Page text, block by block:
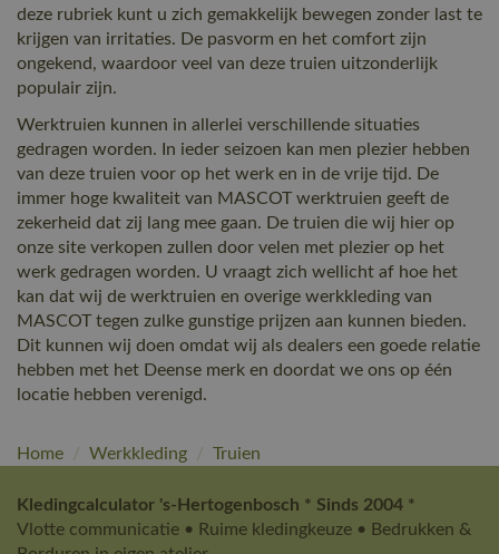
deze rubriek kunt u zich gemakkelijk bewegen zonder last te
krijgen van irritaties. De pasvorm en het comfort zijn
ongekend, waardoor veel van deze truien uitzonderlijk
populair zijn.
Werktruien kunnen in allerlei verschillende situaties
gedragen worden. In ieder seizoen kan men plezier hebben
van deze truien voor op het werk en in de vrije tijd. De
immer hoge kwaliteit van MASCOT werktruien geeft de
zekerheid dat zij lang mee gaan. De truien die wij hier op
onze site verkopen zullen door velen met plezier op het
werk gedragen worden. U vraagt zich wellicht af hoe het
kan dat wij de werktruien en overige werkkleding van
MASCOT tegen zulke gunstige prijzen aan kunnen bieden.
Dit kunnen wij doen omdat wij als dealers een goede relatie
hebben met het Deense merk en doordat we ons op één
locatie hebben verenigd.
Home / Werkkleding / Truien
Kledingcalculator 's-Hertogenbosch * Sinds 2004 *
Vlotte communicatie • Ruime kledingkeuze • Bedrukken &